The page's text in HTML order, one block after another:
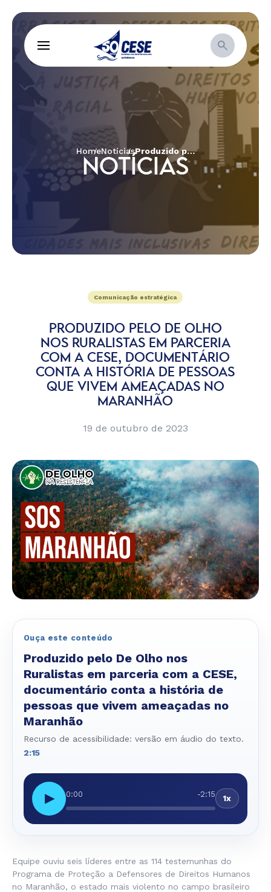
HomeNotícias Produzido pelo De Olho nos Ruralistas em parceria com a CESE, documentário conta a história de pessoas que vivem ameaçadas no Maranhão
NOTÍCIAS
Comunicação estratégica
PRODUZIDO PELO DE OLHO
NOS RURALISTAS EM PARCERIA
COM A CESE, DOCUMENTÁRIO
CONTA A HISTÓRIA DE PESSOAS
QUE VIVEM AMEAÇADAS NO
MARANHÃO
19 de outubro de 2023
Ouça este conteúdo
Produzido pelo De Olho nos
Ruralistas em parceria com a CESE,
documentário conta a história de
pessoas que vivem ameaçadas no
Maranhão
Recurso de acessibilidade: versão em áudio do texto.
2:15
▶ 0:00 -2:15 1x
Equipe ouviu seis líderes entre as 114 testemunhas do
Programa de Proteção a Defensores de Direitos Humanos
no Maranhão, o estado mais violento no campo brasileiro